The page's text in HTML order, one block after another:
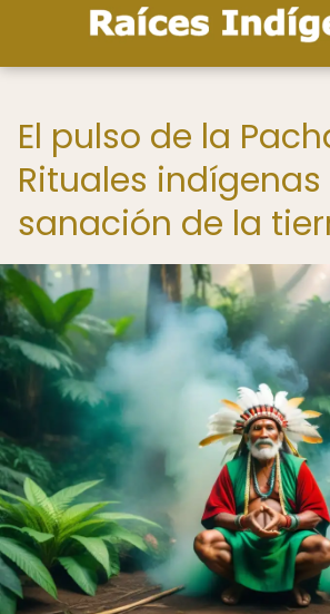
El pulso de la
Rituales
sanación de la